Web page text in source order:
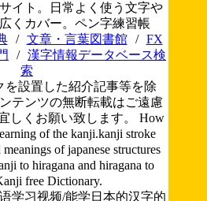
イト。日常よく使う文字や
くカバー。ペン字練習帳
/ 文章・言葉図書館 /
FX
/ 漢字情報データベース検
索
を設置した紹介記事等を除
テンツの無断転載はご遠慮
しくお願い致します。 How
of the kanji.kanji stroke
of japanese structures
to hiragana and hiragana to
free Dictionary.
学习视频/能学日本的汉字的